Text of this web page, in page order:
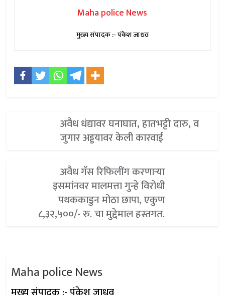
Maha police News
मुख्य संपादक :- पंकेश जाधव
अवैध धंद्यावर घनाघात, हातभट्टी दारु, व
जुगार अड्डयावर केली कारवाई
अवैध गॅस रिफिलींग करणाऱ्या
इसमांनवर मालमत्ता गुन्हे विरोधी
पथककाडुन मोठा छापा, एकुण
८,३२,५००/- रु. चा मुद्देमाल हस्तगत.
Maha police News